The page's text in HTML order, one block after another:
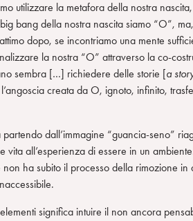
utilizzare la metafora della nostra
bang della nostra nascita siamo “O”,
dopo, se incontriamo una mente
la nostra “O” attraverso la co-
sembra […] richiedere delle storie [a
creata da O, ignoto, infinito,
dall’immagine “guancia-seno”
all’esperienza di essere in un
ha subito il processo della rimozione
significa intuire il non ancora